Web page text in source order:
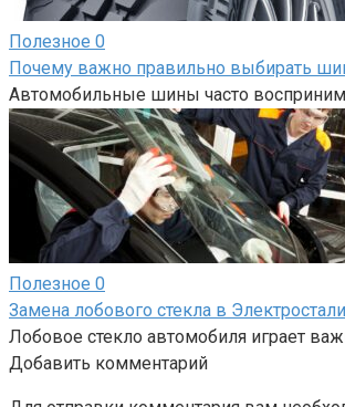
Полезное 0
Почему важно правильно выбирать
Автомобильные шины часто
Полезное 0
Замена лобового стекла в
Лобовое стекло автомобиля играет
Добавить комментарий